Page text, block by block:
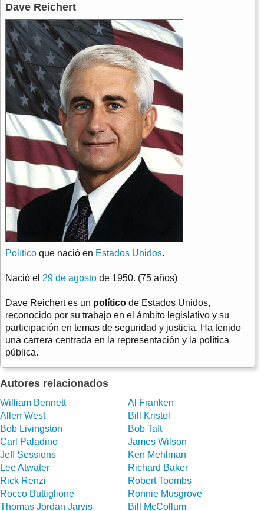
Dave Reichert
Político que nació en Estados Unidos.
Nació el 29 de agosto de 1950. (75 años)
Dave Reichert es un político de Estados Unidos,
reconocido por su trabajo en el ámbito legislativo y su
participación en temas de seguridad y justicia. Ha tenido
una carrera centrada en la representación y la política
pública.
Autores relacionados
William Bennett
Al Franken
Allen West
Bill Kristol
Bob Livingston
Bob Taft
Carl Paladino
James Wilson
Jeff Sessions
Ken Mehlman
Lee Atwater
Richard Baker
Rick Renzi
Robert Toombs
Rocco Buttiglione
Ronnie Musgrove
Thomas Jordan Jarvis
Bill McCollum